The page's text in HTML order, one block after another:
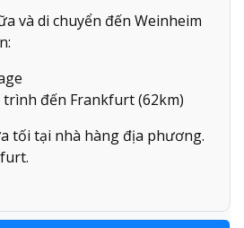
và di chuyển đến Weinheim
đến Frankfurt (62km)
tối tại nhà hàng địa phương.